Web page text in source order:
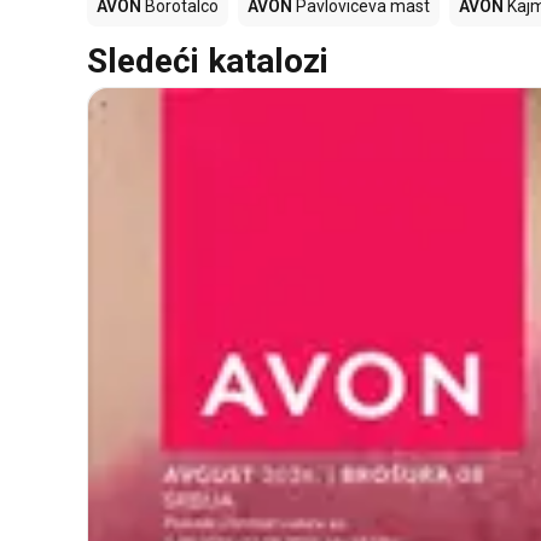
AVON Borotalco AVON Pavloviceva mast AVON
Sledeći katalozi